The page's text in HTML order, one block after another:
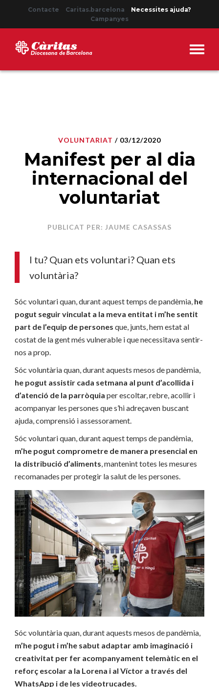
Contacte Caritas.barcelona
Necessites ajuda?
Campanyes
VOLUNTARIAT / 03/12/2020
Manifest per al dia
internacional del
voluntariat
PUBLICAT PER: JAUME CASASSAS
I tu? Quan ets voluntari? Quan ets
voluntària?
Sóc voluntari quan, durant aquest temps de pandèmia, he
pogut seguir vinculat a la meva entitat i m’he sentit
part de l’equip de persones que, junts, hem estat al
costat de la gent més vulnerable i que necessitava sentir-
nos a prop.
Sóc voluntària quan, durant aquests mesos de pandèmia,
he pogut assistir cada setmana al punt d’acollida i
d’atenció de la parròquia per escoltar, rebre, acollir i
acompanyar les persones que s’hi adreçaven buscant
ajuda, comprensió i assessorament.
Sóc voluntari quan, durant aquest temps de pandèmia,
m’he pogut comprometre de manera presencial en
la distribució d’aliments, mantenint totes les mesures
recomanades per protegir la salut de les persones.
Sóc voluntària quan, durant aquests mesos de pandèmia,
m’he pogut i m’he sabut adaptar amb imaginació i
creativitat per fer acompanyament telemàtic en el
reforç escolar a la Lorena i al Víctor a través del
WhatsApp i de les videotrucades.